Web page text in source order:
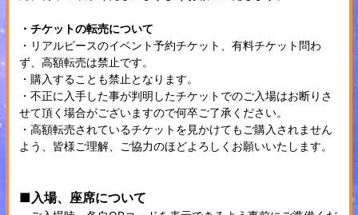
・チケットの転売について
・リアルピースのイベント予約チケット、有料チケット問わ
ず、高額転売は禁止です。
・購入することも禁止となります。
・不正に入手した事が判明したチケットでのご入場はお断りさ
せて頂く場合がございますので何卒ご了承ください。
・高額転売されているチケットを見かけてもご購入されません
よう、皆様ご理解、ご協力のほどよろしくお願いいたします。
■入場、座席について